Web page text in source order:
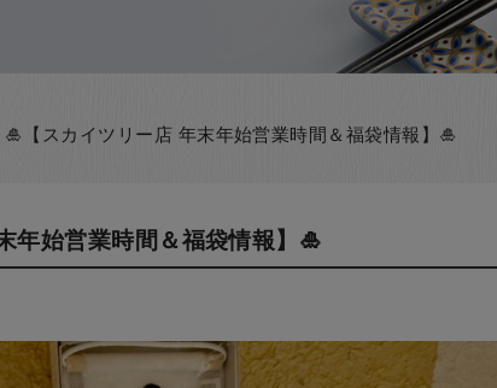
🎍【スカイツリー店 年末年始営業時間＆福袋情報】🎍
年始営業時間＆福袋情報】🎍